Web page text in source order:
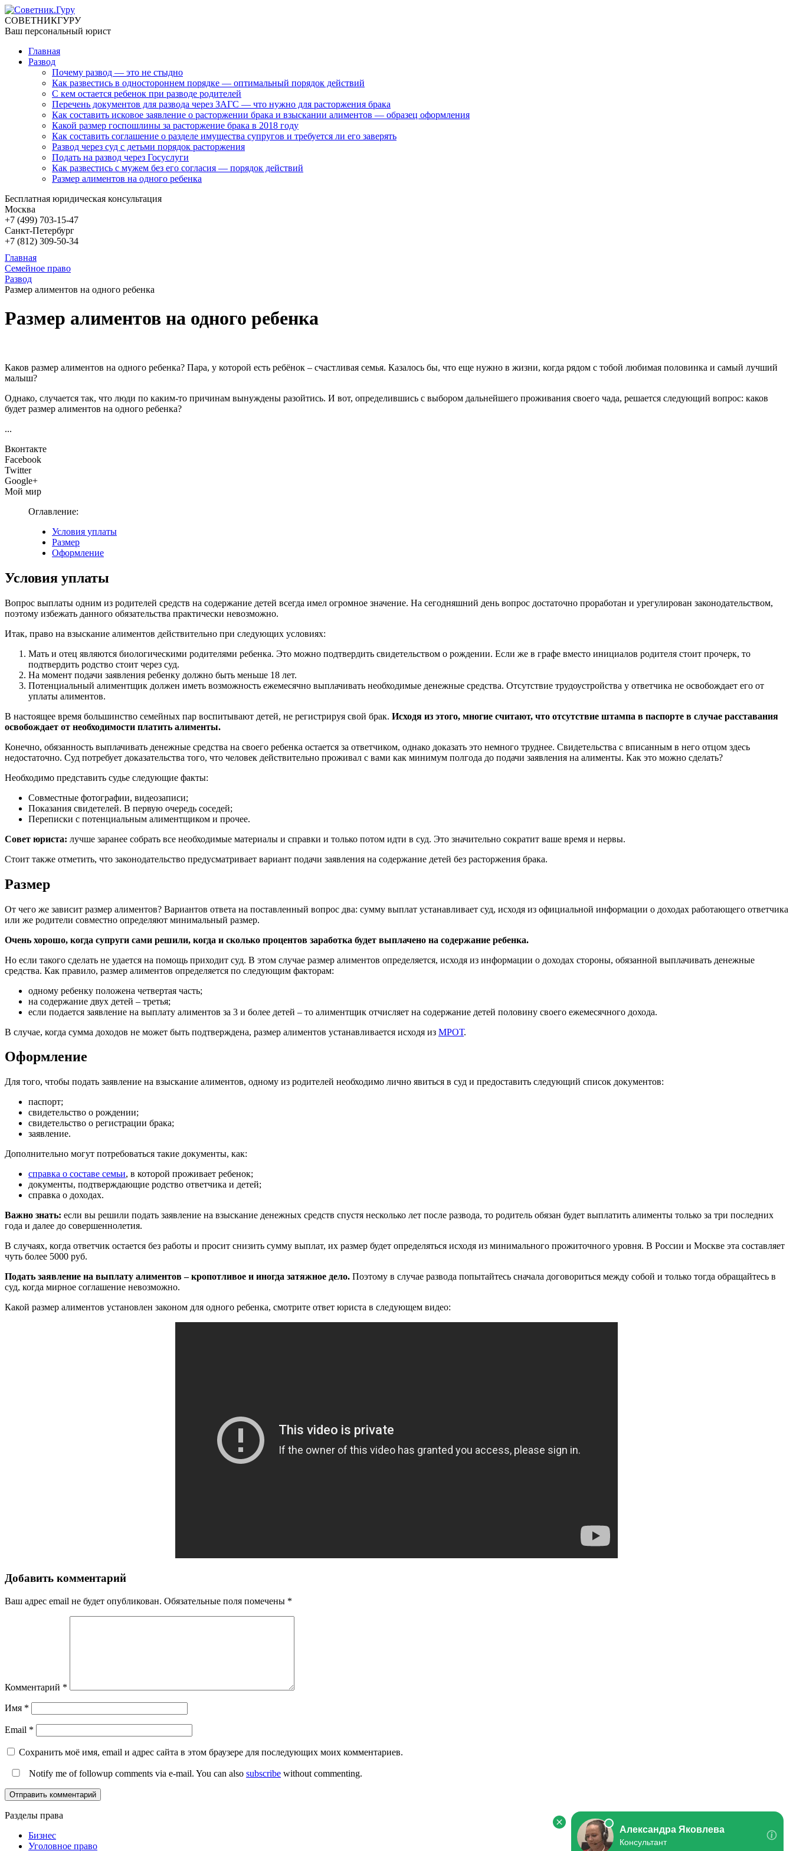
СОВЕТНИКГУРУ
Ваш персональный юрист
Главная
Развод
Почему развод — это не стыдно
Как развестись в одностороннем порядке — оптимальный порядок действий
С кем остается ребенок при разводе родителей
Перечень документов для развода через ЗАГС — что нужно для расторжения брака
Как составить исковое заявление о расторжении брака и взыскании алиментов — образец оформления
Какой размер госпошлины за расторжение брака в 2018 году
Как составить соглашение о разделе имущества супругов и требуется ли его заверять
Развод через суд с детьми порядок расторжения
Подать на развод через Госуслуги
Как развестись с мужем без его согласия — порядок действий
Размер алиментов на одного ребенка
Бесплатная юридическая консультация
Москва
+7 (499) 703-15-47
Санкт-Петербург
+7 (812) 309-50-34
Главная
Семейное право
Развод
Размер алиментов на одного ребенка
Размер алиментов на одного ребенка
Каков размер алиментов на одного ребенка? Пара, у которой есть ребёнок – счастливая семья. Казалось бы, что еще нужно в жизни, когда рядом с тобой любимая половинка и самый лучший
малыш?
Однако, случается так, что люди по каким-то причинам вынуждены разойтись. И вот, определившись с выбором дальнейшего проживания своего чада, решается следующий вопрос: каков
будет размер алиментов на одного ребенка?
...
Вконтакте
Facebook
Twitter
Google+
Мой мир
Оглавление:
Условия уплаты
Размер
Оформление
Условия уплаты
Вопрос выплаты одним из родителей средств на содержание детей всегда имел огромное значение. На сегодняшний день вопрос достаточно проработан и урегулирован законодательством,
поэтому избежать данного обязательства практически невозможно.
Итак, право на взыскание алиментов действительно при следующих условиях:
Мать и отец являются биологическими родителями ребенка. Это можно подтвердить свидетельством о рождении. Если же в графе вместо инициалов родителя стоит прочерк, то
подтвердить родство стоит через суд.
На момент подачи заявления ребенку должно быть меньше 18 лет.
Потенциальный алиментщик должен иметь возможность ежемесячно выплачивать необходимые денежные средства. Отсутствие трудоустройства у ответчика не освобождает его от
уплаты алиментов.
В настоящее время большинство семейных пар воспитывают детей, не регистрируя свой брак. Исходя из этого, многие считают, что отсутствие штампа в паспорте в случае расставания
освобождает от необходимости платить алименты.
Конечно, обязанность выплачивать денежные средства на своего ребенка остается за ответчиком, однако доказать это немного труднее. Свидетельства с вписанным в него отцом здесь
недостаточно. Суд потребует доказательства того, что человек действительно проживал с вами как минимум полгода до подачи заявления на алименты. Как это можно сделать?
Необходимо представить судье следующие факты:
Совместные фотографии, видеозаписи;
Показания свидетелей. В первую очередь соседей;
Переписки с потенциальным алиментщиком и прочее.
Совет юриста: лучше заранее собрать все необходимые материалы и справки и только потом идти в суд. Это значительно сократит ваше время и нервы.
Стоит также отметить, что законодательство предусматривает вариант подачи заявления на содержание детей без расторжения брака.
Размер
От чего же зависит размер алиментов? Вариантов ответа на поставленный вопрос два: сумму выплат устанавливает суд, исходя из официальной информации о доходах работающего ответчика
или же родители совместно определяют минимальный размер.
Очень хорошо, когда супруги сами решили, когда и сколько процентов заработка будет выплачено на содержание ребенка.
Но если такого сделать не удается на помощь приходит суд. В этом случае размер алиментов определяется, исходя из информации о доходах стороны, обязанной выплачивать денежные
средства. Как правило, размер алиментов определяется по следующим факторам:
одному ребенку положена четвертая часть;
на содержание двух детей – третья;
если подается заявление на выплату алиментов за 3 и более детей – то алиментщик отчисляет на содержание детей половину своего ежемесячного дохода.
В случае, когда сумма доходов не может быть подтверждена, размер алиментов устанавливается исходя из МРОТ.
Оформление
Для того, чтобы подать заявление на взыскание алиментов, одному из родителей необходимо лично явиться в суд и предоставить следующий список документов:
паспорт;
свидетельство о рождении;
свидетельство о регистрации брака;
заявление.
Дополнительно могут потребоваться такие документы, как:
справка о составе семьи, в которой проживает ребенок;
документы, подтверждающие родство ответчика и детей;
справка о доходах.
Важно знать: если вы решили подать заявление на взыскание денежных средств спустя несколько лет после развода, то родитель обязан будет выплатить алименты только за три последних
года и далее до совершеннолетия.
В случаях, когда ответчик остается без работы и просит снизить сумму выплат, их размер будет определяться исходя из минимального прожиточного уровня. В России и Москве эта составляет
чуть более 5000 руб.
Подать заявление на выплату алиментов – кропотливое и иногда затяжное дело. Поэтому в случае развода попытайтесь сначала договориться между собой и только тогда обращайтесь в
суд, когда мирное соглашение невозможно.
Какой размер алиментов установлен законом для одного ребенка, смотрите ответ юриста в следующем видео:
Добавить комментарий
Ваш адрес email не будет опубликован. Обязательные поля помечены *
Комментарий *
Имя *
Email *
Сохранить моё имя, email и адрес сайта в этом браузере для последующих моих комментариев.
Notify me of followup comments via e-mail. You can also subscribe without commenting.
Разделы права
Бизнес
Уголовное право